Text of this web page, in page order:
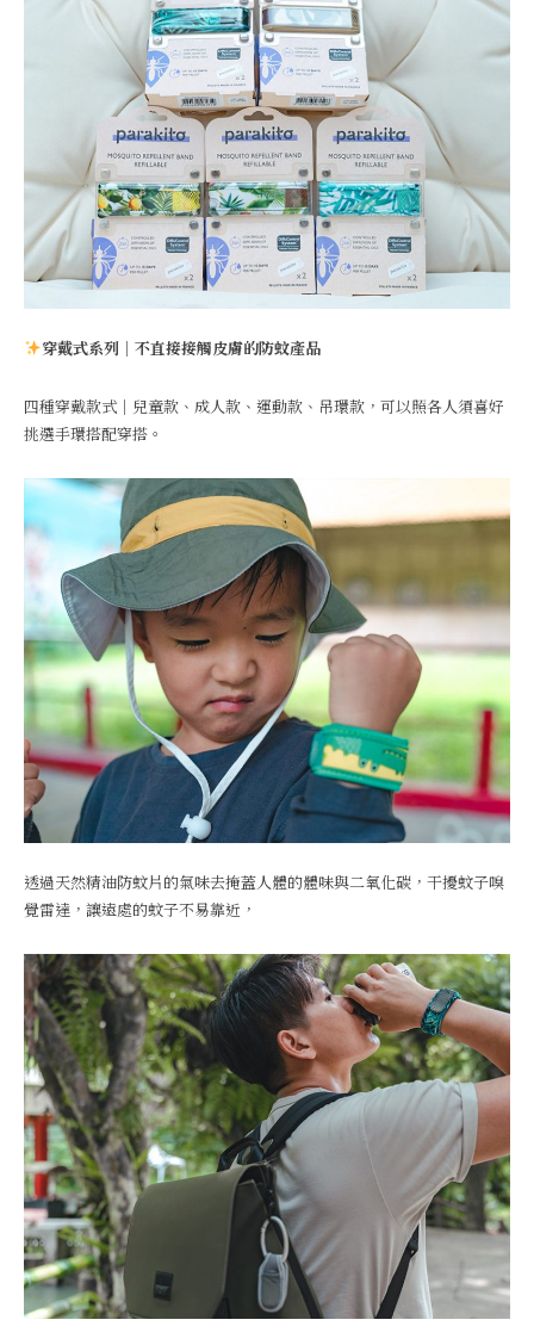
穿戴式系列｜不直接接觸皮膚的防蚊產品
四種穿戴款式｜兒童款、成人款、運動款、吊環款，可以照各人須喜好
挑選手環搭配穿搭。
透過天然精油防蚊片的氣味去掩蓋人體的體味與二氧化碳，干擾蚊子嗅
覺雷達，讓遠處的蚊子不易靠近，